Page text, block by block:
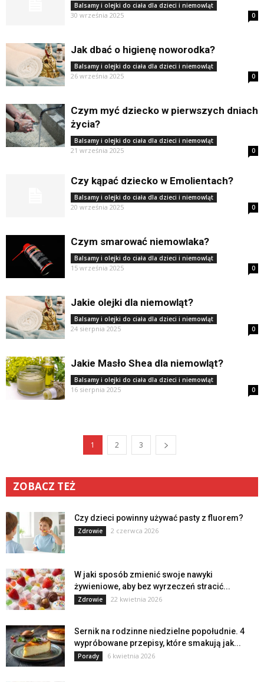
Balsamy i olejki do ciała dla dzieci i niemowląt
30 września 2025 0
Jak dbać o higienę noworodka?
Balsamy i olejki do ciała dla dzieci i niemowląt
26 września 2025 0
Czym myć dziecko w pierwszych dniach
życia?
Balsamy i olejki do ciała dla dzieci i niemowląt
21 września 2025 0
Czy kąpać dziecko w Emolientach?
Balsamy i olejki do ciała dla dzieci i niemowląt
20 września 2025 0
Czym smarować niemowlaka?
Balsamy i olejki do ciała dla dzieci i niemowląt
15 września 2025 0
Jakie olejki dla niemowląt?
Balsamy i olejki do ciała dla dzieci i niemowląt
24 sierpnia 2025 0
Jakie Masło Shea dla niemowląt?
Balsamy i olejki do ciała dla dzieci i niemowląt
16 sierpnia 2025 0
1 2 3
ZOBACZ TEŻ
Czy dzieci powinny używać pasty z fluorem?
Zdrowie 2 czerwca 2026
W jaki sposób zmienić swoje nawyki
żywieniowe, aby bez wyrzeczeń stracić...
Zdrowie 22 kwietnia 2026
Sernik na rodzinne niedzielne popołudnie. 4
wypróbowane przepisy, które smakują jak...
Porady 6 kwietnia 2026